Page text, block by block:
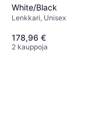
White/Black
Lenkkari, Unisex
178,96 €
2 kauppoja